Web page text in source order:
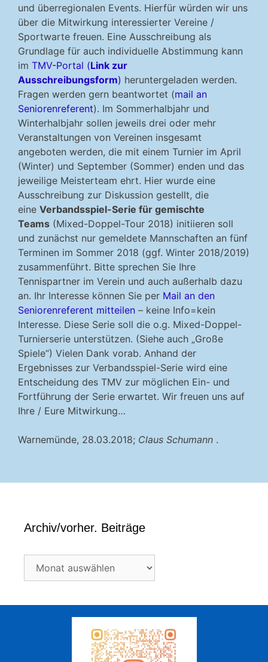
und überregionalen Events. Hierfür würden wir uns
über die Mitwirkung interessierter Vereine /
Sportwarte freuen. Eine Ausschreibung als
Grundlage für auch individuelle Abstimmung kann
im TMV-Portal (Link zur
Ausschreibungsform) heruntergeladen werden.
Fragen werden gern beantwortet (mail an
Seniorenreferent). Im Sommerhalbjahr und
Winterhalbjahr sollen jeweils drei oder mehr
Veranstaltungen von Vereinen insgesamt
angeboten werden, die mit einem Turnier im April
(Winter) und September (Sommer) enden und das
jeweilige Meisterteam ehrt. Hier wurde eine
Ausschreibung zur Diskussion gestellt, die
eine Verbandsspiel-Serie für gemischte
Teams (Mixed-Doppel-Tour 2018) initiieren soll
und zunächst nur gemeldete Mannschaften an fünf
Terminen im Sommer 2018 (ggf. Winter 2018/2019)
zusammenführt. Bitte sprechen Sie Ihre
Tennispartner im Verein und auch außerhalb dazu
an. Ihr Interesse können Sie per Mail an den
Seniorenreferent mitteilen – keine Info=kein
Interesse. Diese Serie soll die o.g. Mixed-Doppel-
Turnierserie unterstützen. (Siehe auch „Große
Spiele“) Vielen Dank vorab. Anhand der
Ergebnisses zur Verbandsspiel-Serie wird eine
Entscheidung des TMV zur möglichen Ein- und
Fortführung der Serie erwartet. Wir freuen uns auf
Ihre / Eure Mitwirkung…
Warnemünde, 28.03.2018; Claus Schumann .
Archiv/vorher. Beiträge
Beiträge